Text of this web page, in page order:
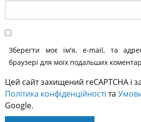
Google.
Недавні записи
Студент Факультету
інформаційних технологій Богдан
почесне друге місце на Чемпіонаті